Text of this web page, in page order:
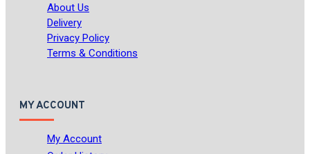
About Us
Delivery
Privacy Policy
Terms & Conditions
MY ACCOUNT
My Account